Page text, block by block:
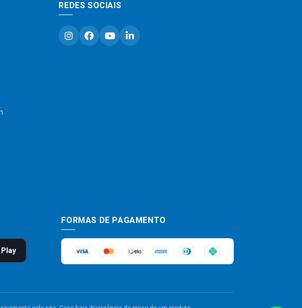
REDES SOCIAIS
FORMAS DE PAGAMENTO